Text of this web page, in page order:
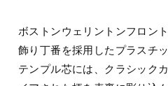
ボストンウェリントンフロン
飾り丁番を採用したプラスチ
テンプル芯には、クラシック